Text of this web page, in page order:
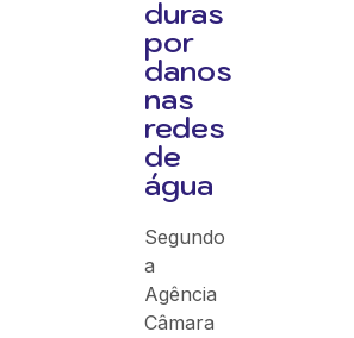
duras
por
danos
nas
redes
de
água
Segundo
a
Agência
Câmara